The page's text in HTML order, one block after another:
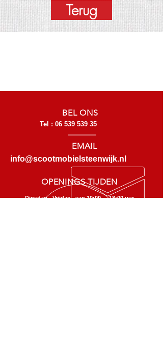
Terug
BEL ONS
Tel : 06 539 539 35
EMAIL
info@scootmobielsteenwijk.nl
OPENINGS TIJDEN
Dinsdag - Vrijdag van 10:00 - 18:00 uur